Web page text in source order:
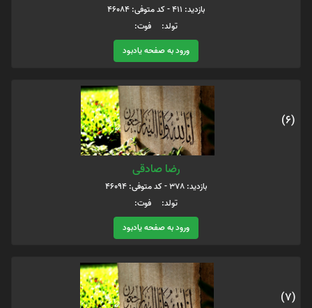
بازدید: 411 - کد متوفی: 46084
تولد: فوت:
ورود به صفحه یادبود
(6)
رضا صادقی
بازدید: 378 - کد متوفی: 46094
تولد: فوت:
ورود به صفحه یادبود
(7)